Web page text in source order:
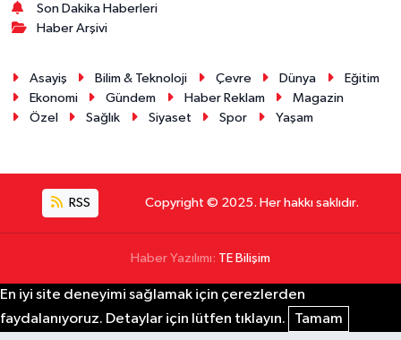
Son Dakika Haberleri
Haber Arşivi
Asayiş Bilim & Teknoloji Çevre Dünya
Eğitim
Ekonomi
Gündem Haber Reklam
Magazin
Özel
Sağlık Siyaset Spor Yaşam
RSS Copyright © 2025. Her hakkı saklıdır.
Haber Yazılımı: TE Bilişim
En iyi site deneyimi sağlamak için çerezlerden
faydalanıyoruz. Detaylar için lütfen tıklayın.
Tamam